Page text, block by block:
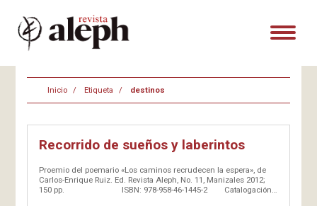
Inicio Etiqueta destinos
Recorrido de sueños y laberintos
Proemio del poemario «Los caminos recrudecen la espera», de
Carlos-Enrique Ruiz. Ed. Revista Aleph, No. 11, Manizales 2012;
150 pp. ISBN: 978-958-46-1445-2 Catalogación